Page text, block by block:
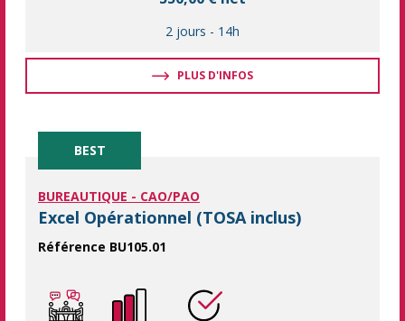
2 jours - 14h
PLUS D'INFOS
BEST
BUREAUTIQUE - CAO/PAO
Excel Opérationnel (TOSA inclus)
Référence BU105.01